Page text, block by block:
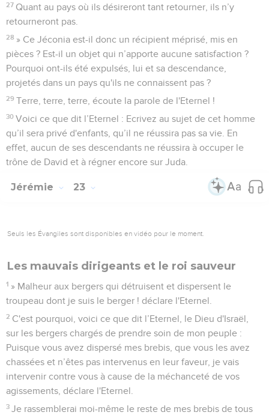
27 Quant au pays où ils désireront tant retourner, ils n’y
retourneront pas.
28 » Ce Jéconia est-il donc un récipient méprisé, mis en
pièces ? Est-il un objet qui n’apporte aucune satisfaction ?
Pourquoi ont-ils été expulsés, lui et sa descendance,
projetés dans un pays qu'ils ne connaissent pas ?
29 Terre, terre, terre, écoute la parole de l'Eternel !
30 Voici ce que dit l’Eternel : Ecrivez au sujet de cet homme
qu’il sera privé d'enfants, qu’il ne réussira pas sa vie. En
effet, aucun de ses descendants ne réussira à occuper le
trône de David et à régner encore sur Juda.
Jérémie 23
Seuls les Évangiles sont disponibles en vidéo pour le moment.
Les mauvais dirigeants et le roi sauveur
1 » Malheur aux bergers qui détruisent et dispersent le
troupeau dont je suis le berger ! déclare l'Eternel.
2 C'est pourquoi, voici ce que dit l’Eternel, le Dieu d'Israël,
sur les bergers chargés de prendre soin de mon peuple :
Puisque vous avez dispersé mes brebis, que vous les avez
chassées et n’êtes pas intervenus en leur faveur, je vais
intervenir contre vous à cause de la méchanceté de vos
agissements, déclare l'Eternel.
3 Je rassemblerai moi-même le reste de mes brebis de tous